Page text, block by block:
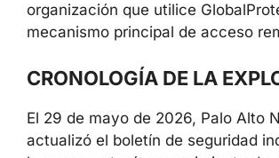
convierte la vulnerabilidad en
estratégicamente crítica para
mecanismo principal de acceso
CRONOLOGÍA DE LA
EXPLOTACIÓN